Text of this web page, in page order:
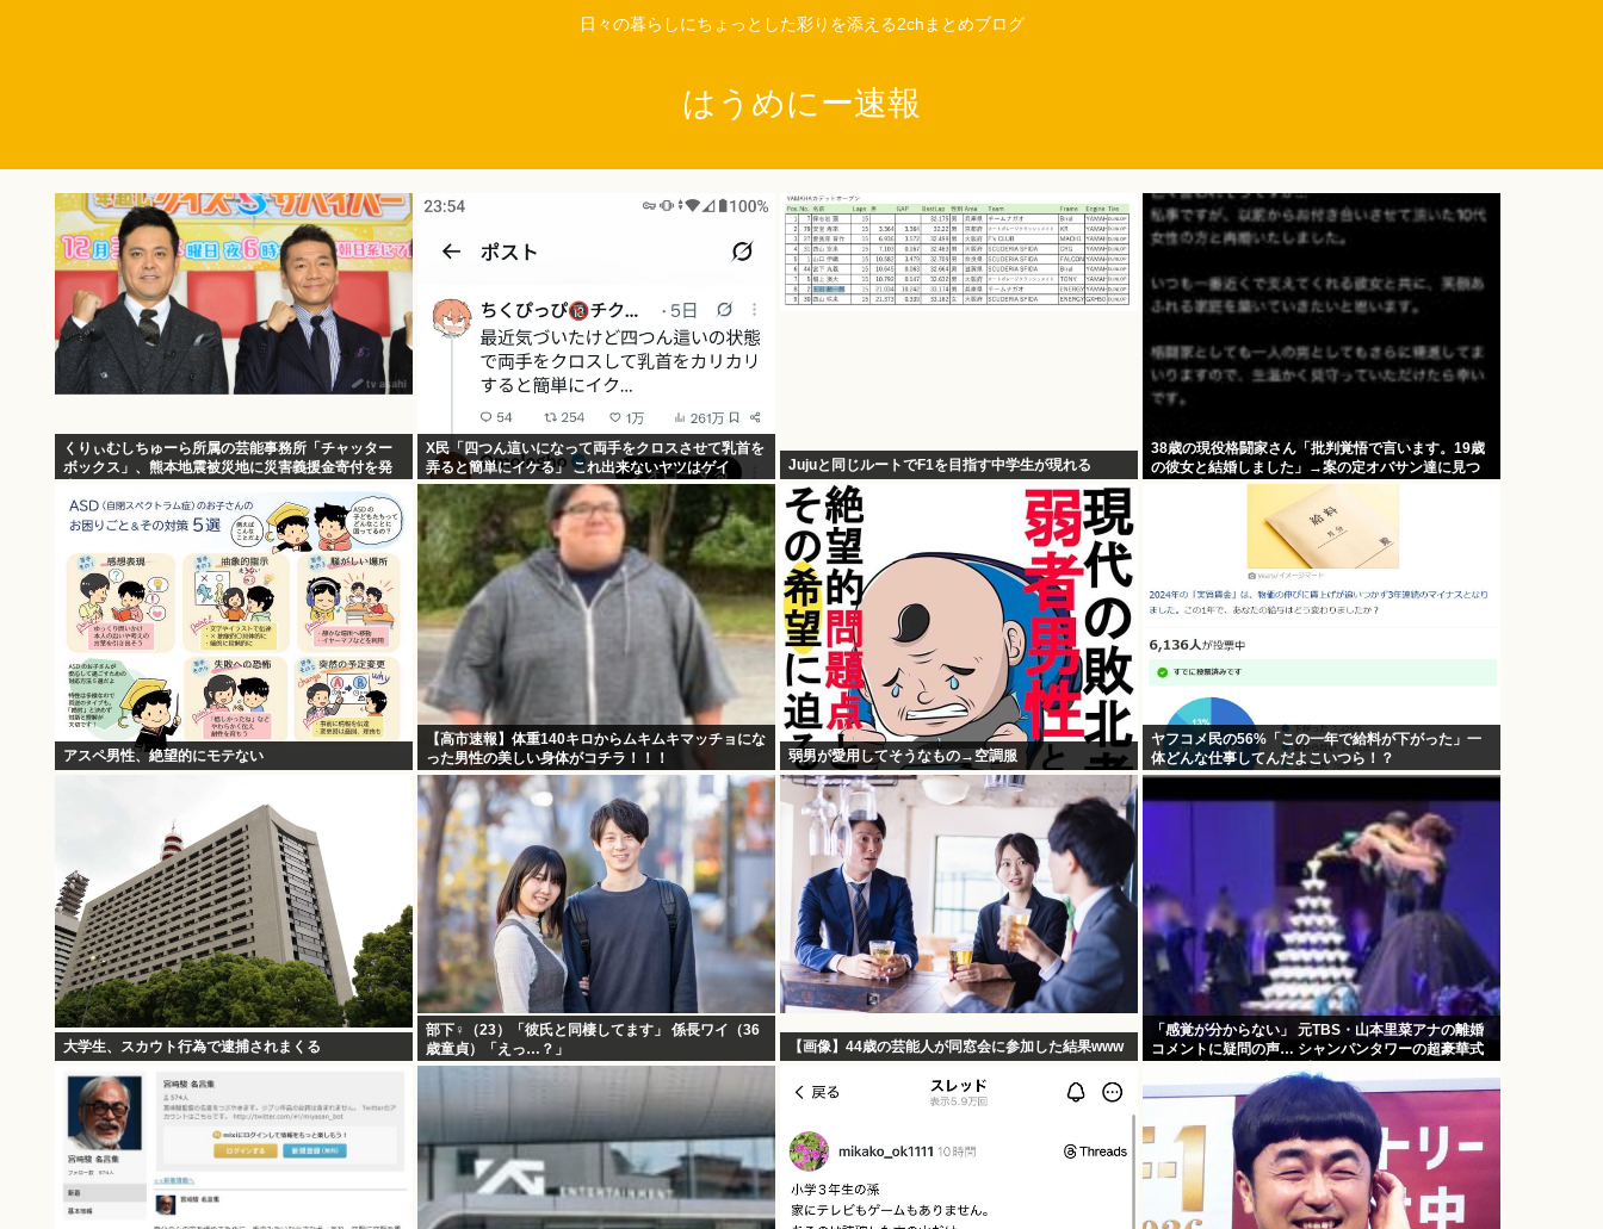
日々の暮らしにちょっとした彩りを添える2chまとめブログ
はうめにー速報
くりぃむしちゅーら所属の芸能事務所「チャッター
ボックス」、熊本地震被災地に災害義援金寄付を発
X民「四つん這いになって両手をクロスさせて乳首を
弄ると簡単にイケる」 これ出来ないヤツはゲイ
Jujuと同じルートでF1を目指す中学生が現れる
38歳の現役格闘家さん「批判覚悟で言います。19歳
の彼女と結婚しました」→案の定オバサン達に見つ
アスペ男性、絶望的にモテない
【高市速報】体重140キロからムキムキマッチョにな
った男性の美しい身体がコチラ！！！
弱男が愛用してそうなもの→空調服
ヤフコメ民の56%「この一年で給料が下がった」一
体どんな仕事してんだよこいつら！？
大学生、スカウト行為で逮捕されまくる
部下♀（23）「彼氏と同棲してます」 係長ワイ（36
歳童貞）「えっ…？」
【画像】44歳の芸能人が同窓会に参加した結果www
「感覚が分からない」 元TBS・山本里菜アナの離婚
コメントに疑問の声… シャンパンタワーの超豪華式
も結婚生活は4年半で終止符